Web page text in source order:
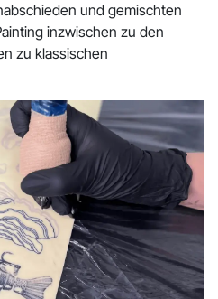
und gemischten
inzwischen zu den
zu klassischen